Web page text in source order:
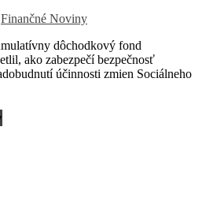
Finančné Noviny
dôchodkový fond
ako zabezpečí bezpečnosť
účinnosti zmien Sociálneho